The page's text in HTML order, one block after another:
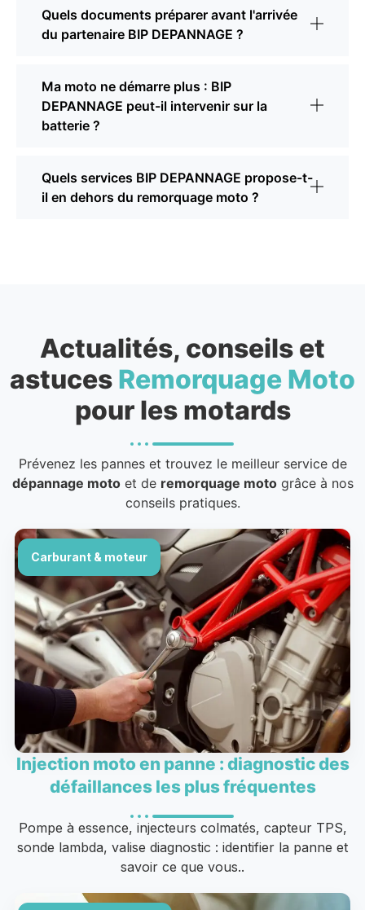
Quels documents préparer avant l'arrivée
du partenaire BIP DEPANNAGE ?
Ma moto ne démarre plus : BIP
DEPANNAGE peut-il intervenir sur la
batterie ?
Quels services BIP DEPANNAGE propose-t-
il en dehors du remorquage moto ?
Actualités, conseils et
astuces Remorquage Moto
pour les motards
Prévenez les pannes et trouvez le meilleur service de
dépannage motoet de remorquage motogrâce à nos
conseils pratiques.
Carburant & moteur
Injection moto en panne : diagnostic des
défaillances les plus fréquentes
Pompe à essence, injecteurs colmatés, capteur TPS,
sonde lambda, valise diagnostic : identifier la panne et
savoir ce que vous..